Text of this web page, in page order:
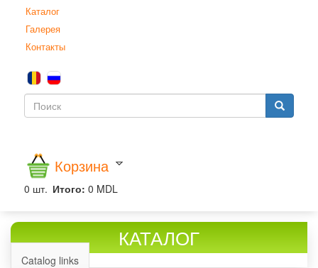
Каталог
Галерея
Контакты
Форма
Корзина
0 шт. Итого: 0 MDL
КАТАЛОГ
Catalog links